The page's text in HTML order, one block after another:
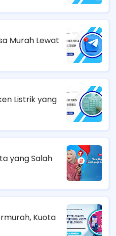
Murah Lewat
Listrik yang
yang Salah
Kuota